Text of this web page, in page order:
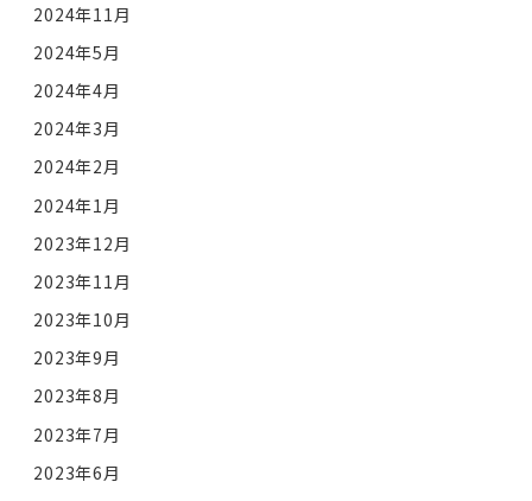
2024年11月
2024年5月
2024年4月
2024年3月
2024年2月
2024年1月
2023年12月
2023年11月
2023年10月
2023年9月
2023年8月
2023年7月
2023年6月